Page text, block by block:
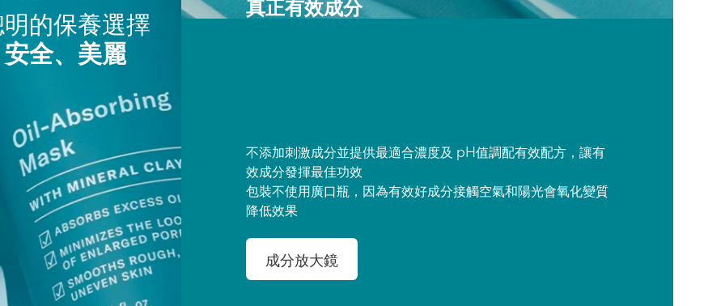
的保養選擇
全、美麗
不添加刺激成分並提供最適合濃度及 pH值調配有效配方，讓有
效成分發揮最佳功效
包裝不使用廣口瓶，因為有效好成分接觸空氣和陽光會氧化變質
降低效果
成分放大鏡